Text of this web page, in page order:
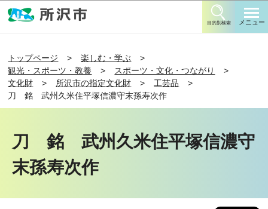
目的別検索 メニュー
トップページ
楽しむ・学ぶ
観光・スポーツ・教養
スポーツ・文化・つながり
文化財
所沢市の指定文化財
工芸品
刀 銘 武州久米住平塚信濃守末孫寿次作
刀 銘 武州久米住平塚信濃守
末孫寿次作